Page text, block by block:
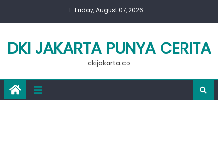
Friday, August 07, 2026
DKI JAKARTA PUNYA CERITA
dkijakarta.co